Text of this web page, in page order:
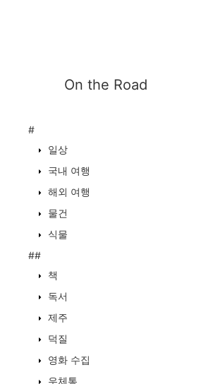
On the Road
#
일상
국내 여행
해외 여행
물건
식물
##
책
독서
제주
덕질
영화 수집
우체통